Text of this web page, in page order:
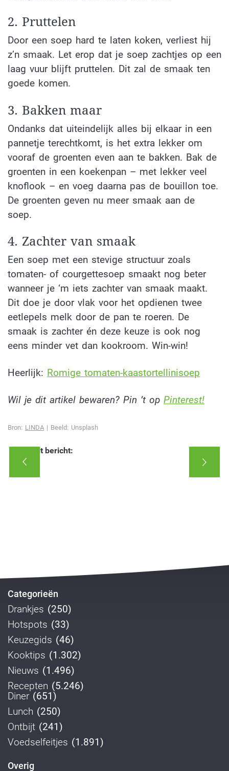
2. Pruttelen
Door een soep hard te laten koken, verliest hij
z’n smaak. Let erop dat je soep zachtjes op een
laag vuur blijft pruttelen. Dit zal de smaak ten
goede komen.
3. Bakken maar
Ondanks dat uiteindelijk alles bij elkaar in een
pannetje terechtkomt, is het extra lekker om
vooraf de groenten even aan te bakken. Bak de
groenten in een koekenpan – met lekker veel
knoflook – en voeg daarna pas de bouillon toe.
De groenten geven nu meer smaak aan de
soep.
4. Zachter van smaak
Een soep met een stevige structuur zoals
tomaten- of courgettesoep smaakt nog beter
wanneer je ‘m iets zachter van smaak maakt.
Dit doe je door vlak voor het opdienen twee
eetlepels melk door de pan te roeren. De
smaak is zachter én deze keuze is ook nog
eens minder vet dan kookroom. Win-win!
Heerlijk: Romige tomaten-kaastortellinisoep
Wil je dit artikel bewaren? Pin ’t op Pinterest!
Bron: LINDA | Beeld: Unsplash
Deel dit bericht:
Categorieën
Drankjes (250)
Hotspots (33)
Keuzegids (46)
Kooktips (1.302)
Nieuws (1.496)
Recepten (5.246)
Diner (651)
Lunch (250)
Ontbijt (241)
Voedselfeitjes (1.891)
Overig